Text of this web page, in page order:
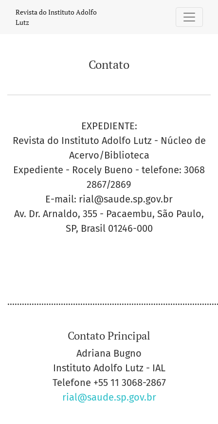
Revista do Instituto Adolfo
Lutz
Contato
EXPEDIENTE:
Revista do Instituto Adolfo Lutz - Núcleo de
Acervo/Biblioteca
Expediente - Rocely Bueno - telefone: 3068
2867/2869
E-mail: rial@saude.sp.gov.br
Av. Dr. Arnaldo, 355 - Pacaembu, São Paulo,
SP, Brasil 01246-000
Contato Principal
Adriana Bugno
Instituto Adolfo Lutz - IAL
Telefone +55 11 3068-2867
rial@saude.sp.gov.br